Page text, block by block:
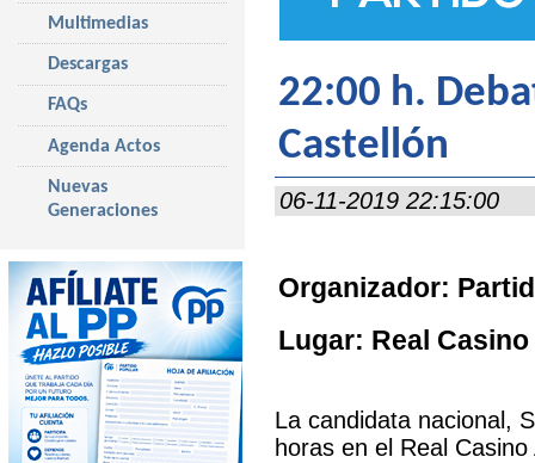
22:00 h.
Castellón
06-11-2019 22:15:00
Organizador:
Lugar: Real
La candidata nacional,
horas en el Real
Multimedias
Descargas
FAQs
Agenda Actos
Nuevas
Generaciones